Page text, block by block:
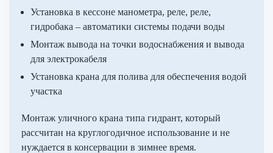
Установка в кессоне манометра, реле, реле,
гидробака – автоматики системы подачи воды
Монтаж вывода на точки водоснабжения и вывода
для электрокабеля
Установка крана для полива для обеспечения водой
участка
Монтаж уличного крана типа гидрант, который
рассчитан на круглогодичное использование и не
нуждается в консервации в зимнее время.